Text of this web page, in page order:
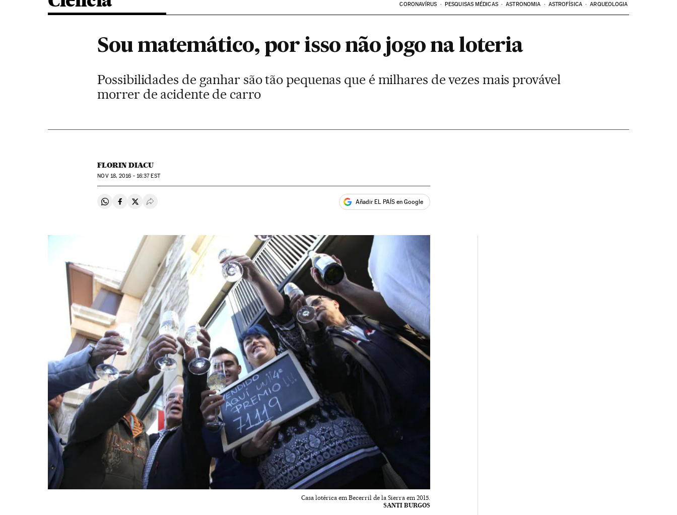
CORONAVÍRUS PESQUISAS MÉDICAS ASTRONOMIA ASTROFÍSICA ARQUEOLOGIA
Sou matemático, por isso não jogo na loteria
Possibilidades de ganhar são tão pequenas que é milhares de vezes mais provável
morrer de acidente de carro
FLORIN DIACU
NOV18, 2016 - 16:37EST
Compartir en Whatsapp
Compartir en Facebook
Compartir en Twitter
Desplegar Redes Sociales Añadir EL PAÍS en Google
Casa lotérica em Becerril de la Sierra em 2015.
SANTI BURGOS